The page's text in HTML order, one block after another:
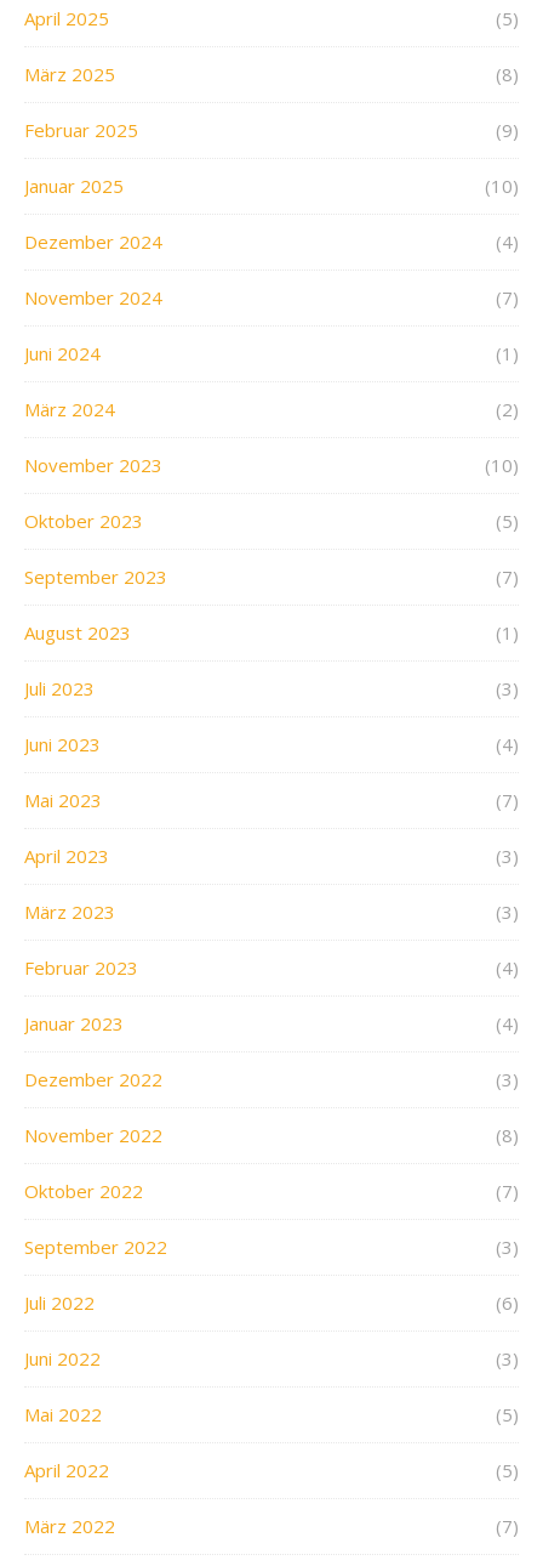
April 2025 (5)
März 2025 (8)
Februar 2025 (9)
Januar 2025 (10)
Dezember 2024 (4)
November 2024 (7)
Juni 2024 (1)
März 2024 (2)
November 2023 (10)
Oktober 2023 (5)
September 2023 (7)
August 2023 (1)
Juli 2023 (3)
Juni 2023 (4)
Mai 2023 (7)
April 2023 (3)
März 2023 (3)
Februar 2023 (4)
Januar 2023 (4)
Dezember 2022 (3)
November 2022 (8)
Oktober 2022 (7)
September 2022 (3)
Juli 2022 (6)
Juni 2022 (3)
Mai 2022 (5)
April 2022 (5)
März 2022 (7)